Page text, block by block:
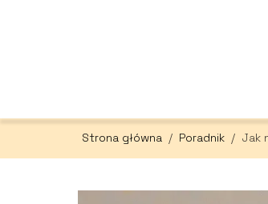
Strona główna / Poradnik / Jak